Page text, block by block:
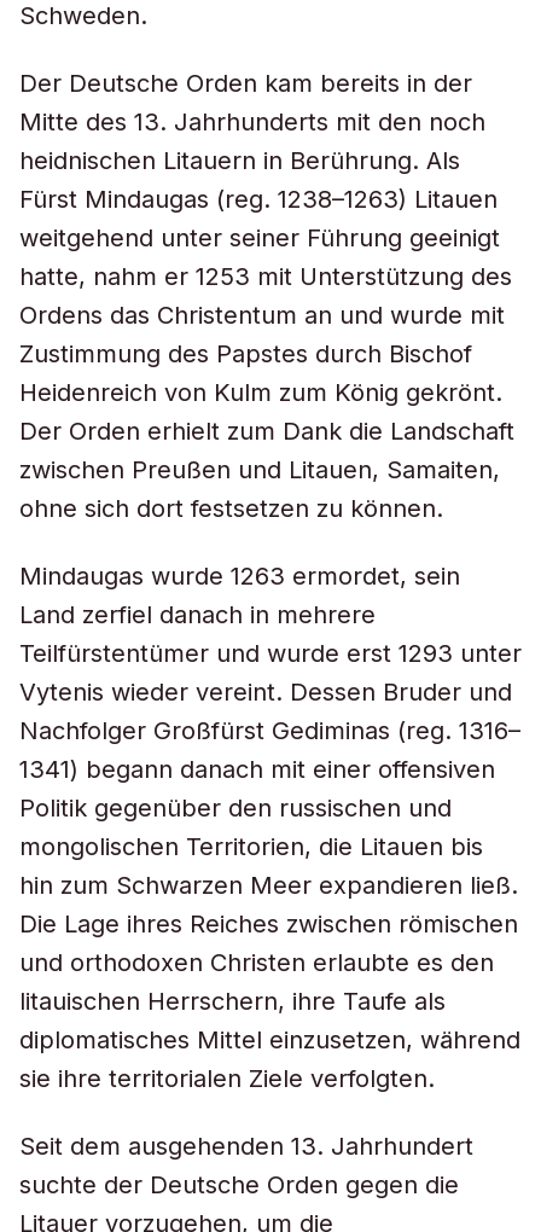
Schweden.
Der Deutsche Orden kam bereits in der
Mitte des 13. Jahrhunderts mit den noch
heidnischen Litauern in Berührung. Als
Fürst Mindaugas (reg. 1238–1263) Litauen
weitgehend unter seiner Führung geeinigt
hatte, nahm er 1253 mit Unterstützung des
Ordens das Christentum an und wurde mit
Zustimmung des Papstes durch Bischof
Heidenreich von Kulm zum König gekrönt.
Der Orden erhielt zum Dank die Landschaft
zwischen Preußen und Litauen, Samaiten,
ohne sich dort festsetzen zu können.
Mindaugas wurde 1263 ermordet, sein
Land zerfiel danach in mehrere
Teilfürstentümer und wurde erst 1293 unter
Vytenis wieder vereint. Dessen Bruder und
Nachfolger Großfürst Gediminas (reg. 1316–
1341) begann danach mit einer offensiven
Politik gegenüber den russischen und
mongolischen Territorien, die Litauen bis
hin zum Schwarzen Meer expandieren ließ.
Die Lage ihres Reiches zwischen römischen
und orthodoxen Christen erlaubte es den
litauischen Herrschern, ihre Taufe als
diplomatisches Mittel einzusetzen, während
sie ihre territorialen Ziele verfolgten.
Seit dem ausgehenden 13. Jahrhundert
suchte der Deutsche Orden gegen die
Litauer vorzugehen, um die